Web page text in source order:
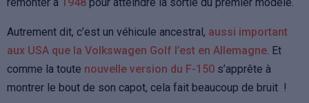
remonter à 1948 pour atteindre la sortie du premier modèle.
Autrement dit, c’est un véhicule ancestral, aussi important
aux USA que la Volkswagen Golf l’est en Allemagne. Et
comme la toute nouvelle version du F-150 s’apprête à
montrer le bout de son capot, cela fait beaucoup de bruit !